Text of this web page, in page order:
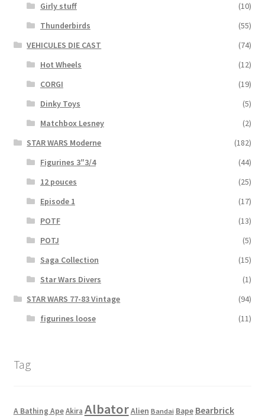
Girly stuff
(10)
Thunderbirds
(55)
VEHICULES DIE CAST
(74)
Hot Wheels
(12)
CORGI
(19)
Dinky Toys
(5)
Matchbox Lesney
(2)
STAR WARS Moderne
(182)
Figurines 3″3/4
(44)
12 pouces
(25)
Episode 1
(17)
POTF
(13)
POTJ
(5)
Saga Collection
(15)
Star Wars Divers
(1)
STAR WARS 77-83 Vintage
(94)
figurines loose
(11)
Tag
A Bathing Ape Akira AlbatorAlien Bandai Bape Bearbrick